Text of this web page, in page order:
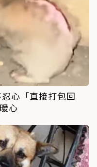
心「直接打包回
心